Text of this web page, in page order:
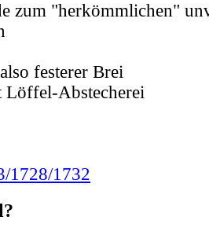
zum "herkömmlichen"
festerer Brei
Löffel-Abstecherei
1728/1732